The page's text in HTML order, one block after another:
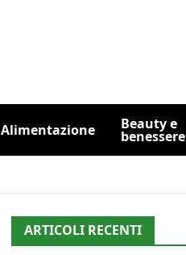
Alimentazione Beauty e
benessere
ARTICOLI RECENTI